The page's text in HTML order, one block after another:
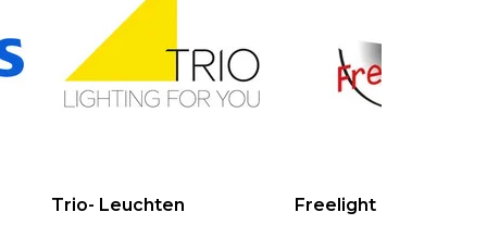
Trio- Leuchten Freelight